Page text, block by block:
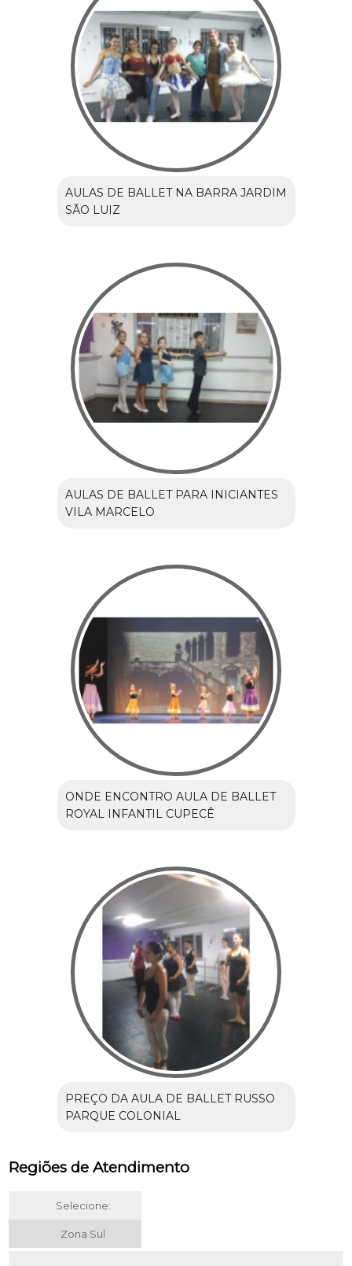
AULAS DE BALLET NA BARRA JARDIM
SÃO LUIZ
AULAS DE BALLET PARA INICIANTES
VILA MARCELO
ONDE ENCONTRO AULA DE BALLET
ROYAL INFANTIL CUPECÊ
PREÇO DA AULA DE BALLET RUSSO
PARQUE COLONIAL
Regiões de Atendimento
Selecione:
Zona Sul